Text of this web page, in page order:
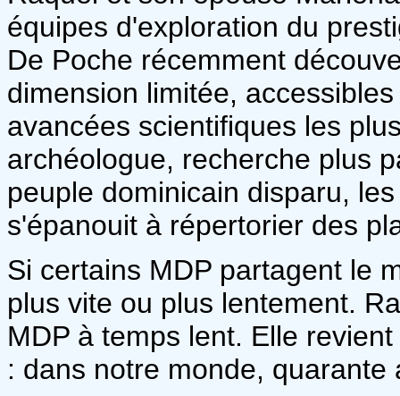
équipes d'exploration du
De Poche récemment
dimension limitée,
avancées scientifiques les
archéologue, recherche plus
peuple dominicain disparu,
s'épanouit à répertorier des
Si certains MDP partagent le
plus vite ou plus lentement.
MDP à temps lent. Elle
: dans notre monde, quarante